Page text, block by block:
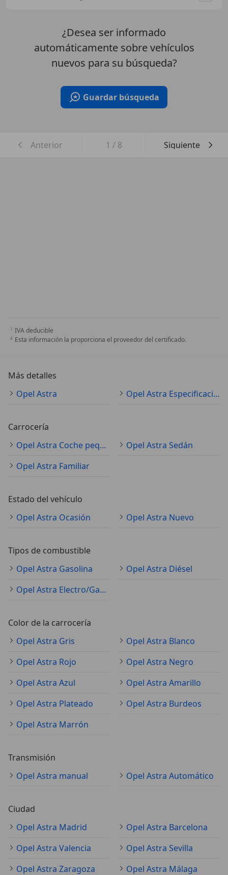
¿Desea ser informado
automáticamente sobre vehículos
nuevos para su búsqueda?
Guardar búsqueda
Anterior 1 / 8 Siguiente
IVA deducible
Esta información la proporciona el proveedor del certificado.
Más detalles
Opel Astra
Opel Astra Especificaciones técnicas
Carrocería
Opel Astra Coche pequeño
Opel Astra Sedán
Opel Astra Familiar
Estado del vehículo
Opel Astra Ocasión
Opel Astra Nuevo
Tipos de combustible
Opel Astra Gasolina
Opel Astra Diésel
Opel Astra Electro/Gasolina
Color de la carrocería
Opel Astra Gris
Opel Astra Blanco
Opel Astra Rojo
Opel Astra Negro
Opel Astra Azul
Opel Astra Amarillo
Opel Astra Plateado
Opel Astra Burdeos
Opel Astra Marrón
Transmisión
Opel Astra manual
Opel Astra Automático
Ciudad
Opel Astra Madrid
Opel Astra Barcelona
Opel Astra Valencia
Opel Astra Sevilla
Opel Astra Zaragoza
Opel Astra Málaga